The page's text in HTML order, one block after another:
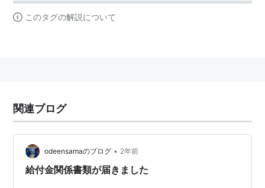
このタグの解説について
関連ブログ
odeensamaのブログ • 2年前
給付金関係書類が届きました